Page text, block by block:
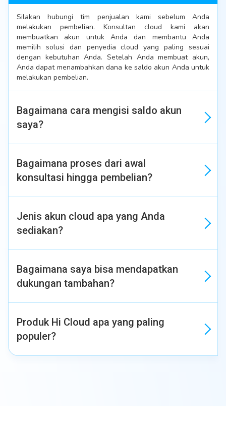
Silakan hubungi tim penjualan kami sebelum Anda
melakukan pembelian. Konsultan cloud kami akan
membuatkan akun untuk Anda dan membantu Anda
memilih solusi dan penyedia cloud yang paling sesuai
dengan kebutuhan Anda. Setelah Anda membuat akun,
Anda dapat menambahkan dana ke saldo akun Anda untuk
melakukan pembelian.
Bagaimana cara mengisi saldo akun
saya?
Bagaimana proses dari awal
konsultasi hingga pembelian?
Jenis akun cloud apa yang Anda
sediakan?
Bagaimana saya bisa mendapatkan
dukungan tambahan?
Produk Hi Cloud apa yang paling
populer?